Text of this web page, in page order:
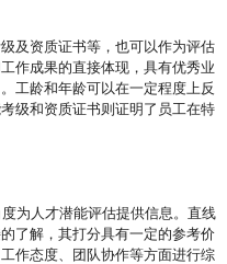
及资质证书等，也可以作为评估
作成果的直接体现，具有优秀业
工龄和年龄可以在一定程度上反
级和资质证书则证明了员工在特
为人才潜能评估提供信息。直线
了解，其打分具有一定的参考价
作态度、团队协作等方面进行综